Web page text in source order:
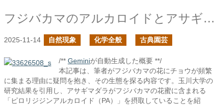
フジバカマのアルカロイドとアサギマダラ
2025-11-14 自然現象 化学全般 古典園芸
/** Geminiが自動生成した概要 **/
本記事は、筆者がフジバカマの花にチョウが頻繁
に集まる理由に疑問を抱き、その生態を探る内容です。玉川大学の
研究結果を引用し、アサギマダラがフジバカマの花蜜に含まれる
「ピロリジジンアルカロイド（PA）」を摂取していることを紹